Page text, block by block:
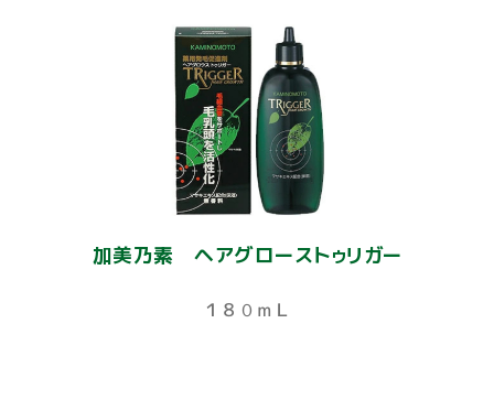
加美乃素 ヘアグローストゥリガー
１８０ｍＬ